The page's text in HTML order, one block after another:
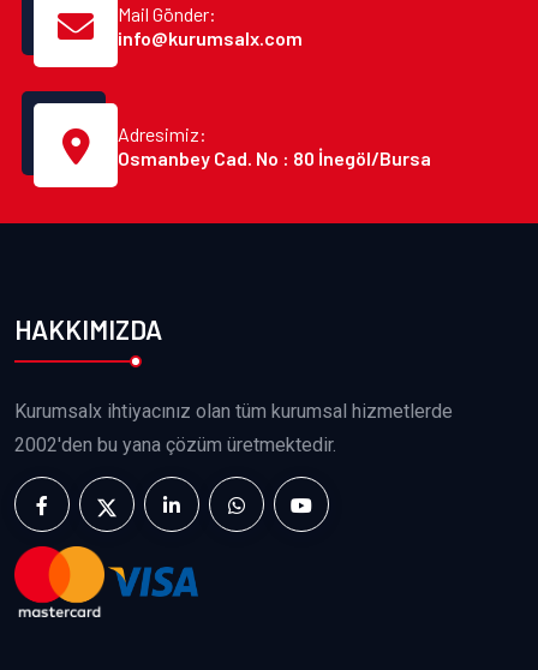
Mail Gönder:
info@kurumsalx.com
Adresimiz:
Osmanbey Cad. No : 80 İnegöl/Bursa
HAKKIMIZDA
Kurumsalx ihtiyacınız olan tüm kurumsal hizmetlerde
2002'den bu yana çözüm üretmektedir.